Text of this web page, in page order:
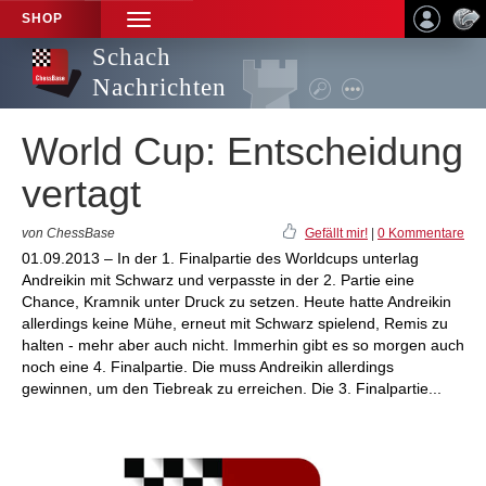
SHOP
TOGGLE
NAVIGATION
Schach
Nachrichten
World Cup: Entscheidung
vertagt
von ChessBase Gefällt mir! 0 Kommentare
01.09.2013 – In der 1. Finalpartie des Worldcups unterlag
Andreikin mit Schwarz und verpasste in der 2. Partie eine
Chance, Kramnik unter Druck zu setzen. Heute hatte Andreikin
allerdings keine Mühe, erneut mit Schwarz spielend, Remis zu
halten - mehr aber auch nicht. Immerhin gibt es so morgen auch
noch eine 4. Finalpartie. Die muss Andreikin allerdings
gewinnen, um den Tiebreak zu erreichen. Die 3. Finalpartie...